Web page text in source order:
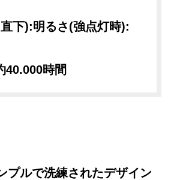
下):明るさ(強点灯時):
40.000時間
プルで洗練されたデザイン